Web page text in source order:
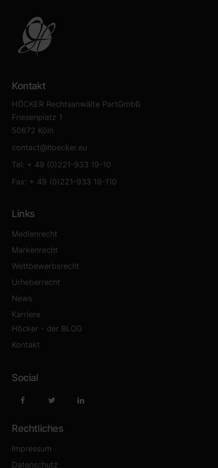
Kontakt
HÖCKER Rechtsanwälte PartGmbB
Friesenplatz 1
50672 Köln
contact@hoecker.eu
Tel: + 49 (0)221-933 19-10
Fax: + 49 (0)221-933 19-110
Links
Medienrecht
Markenrecht
Wettbewerbsrecht
Urheberrecht
News
Karriere
Höcker - der BLOG
Kontakt
Social
Rechtliches
Impressum
Datenschutz